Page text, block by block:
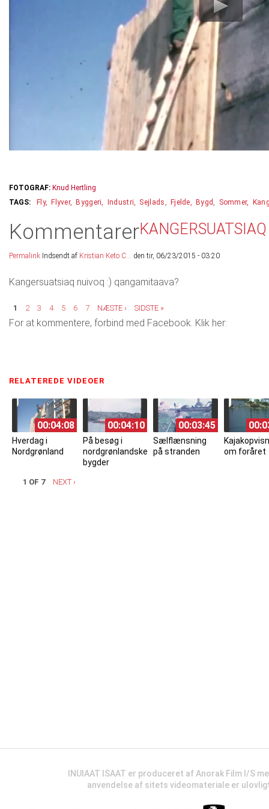
FOTOGRAF: Knud Hertling
Fly
Flyver Byggeri Industri Sejlads Fjelde Bygd Sommer
Kommentarer
Permalink Indsendt af Kristian Keto C... den tir, 06/23/2015 - 03:20
Kangersuatsiaq nuivoq :) qangamitaava?
Sider
1 2 3 4 5 6 7 NÆSTE › SIDSTE »
For at kommentere, forbind med Facebook. Klik her:
RELATEREDE VIDEOER
00:04:08
Hverdag i
Nordgrønland
00:04:10
På besøg i
nordgrønlandske
bygder
00:03:45
Sælflænsning
på stranden
om foråret
1 OF 7 NEXT ›
INUIAAT ISAAT er produceret af Anorak Film I/S
anvendelse af sitets videomateriale er